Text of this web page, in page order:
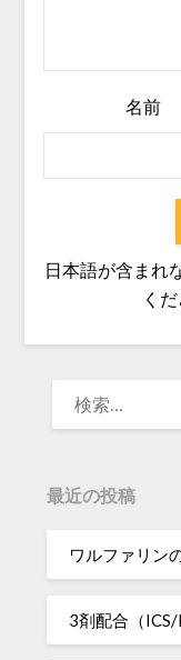
名前
日本語が含まれ
く
最近の投稿
ワルファリン
3剤配合（